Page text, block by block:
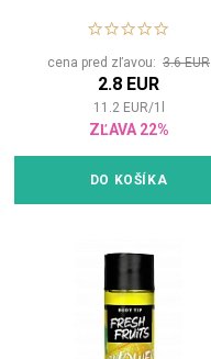
cena pred zľavou: 3.6 EUR
2.8 EUR
11.2 EUR/1
ZĽAVA 22%
DO KOŠÍKA